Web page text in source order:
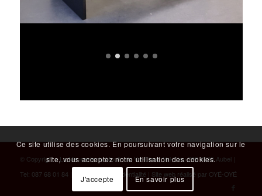
© Copyright - La Meunerie du Moulin du Val-Dieu | Val-Dieu 298 4880 Aubel |
Tel: 087 68 01 84| Politique de confidentialité| Site web réalisé par OYÉ-OYÉ
Ce site utilise des cookies. En poursuivant votre navigation sur le
site, vous acceptez notre utilisation des cookies.
J'accepte En savoir plus